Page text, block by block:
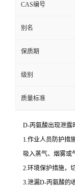
CAS编号
别名
保质期
级别
质量标准
D-丙氨酸出现泄露
1.作业人员防护措
吸入蒸气、烟雾或
2.环境保护措施，
3.泄漏D-丙氨酸的